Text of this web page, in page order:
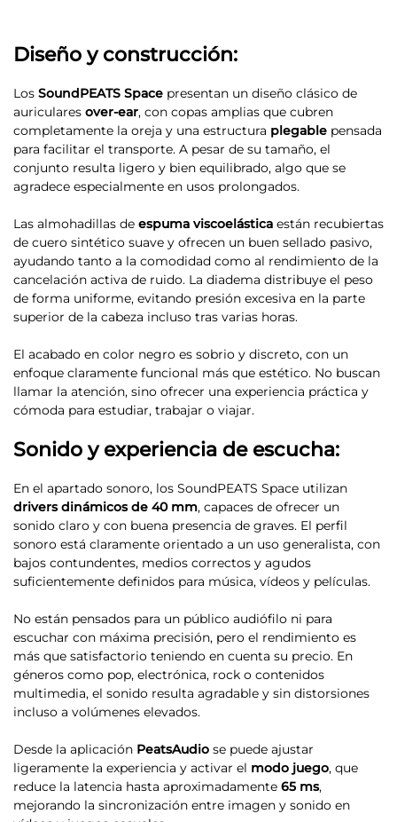
Diseño y construcción:
Los SoundPEATS Space presentan un diseño clásico de
auriculares over-ear, con copas amplias que cubren
completamente la oreja y una estructura plegable pensada
para facilitar el transporte. A pesar de su tamaño, el
conjunto resulta ligero y bien equilibrado, algo que se
agradece especialmente en usos prolongados.
Las almohadillas de espuma viscoelástica están recubiertas
de cuero sintético suave y ofrecen un buen sellado pasivo,
ayudando tanto a la comodidad como al rendimiento de la
cancelación activa de ruido. La diadema distribuye el peso
de forma uniforme, evitando presión excesiva en la parte
superior de la cabeza incluso tras varias horas.
El acabado en color negro es sobrio y discreto, con un
enfoque claramente funcional más que estético. No buscan
llamar la atención, sino ofrecer una experiencia práctica y
cómoda para estudiar, trabajar o viajar.
Sonido y experiencia de escucha:
En el apartado sonoro, los SoundPEATS Space utilizan
drivers dinámicos de 40 mm, capaces de ofrecer un
sonido claro y con buena presencia de graves. El perfil
sonoro está claramente orientado a un uso generalista, con
bajos contundentes, medios correctos y agudos
suficientemente definidos para música, vídeos y películas.
No están pensados para un público audiófilo ni para
escuchar con máxima precisión, pero el rendimiento es
más que satisfactorio teniendo en cuenta su precio. En
géneros como pop, electrónica, rock o contenidos
multimedia, el sonido resulta agradable y sin distorsiones
incluso a volúmenes elevados.
Desde la aplicación PeatsAudio se puede ajustar
ligeramente la experiencia y activar el modo juego, que
reduce la latencia hasta aproximadamente 65 ms,
mejorando la sincronización entre imagen y sonido en